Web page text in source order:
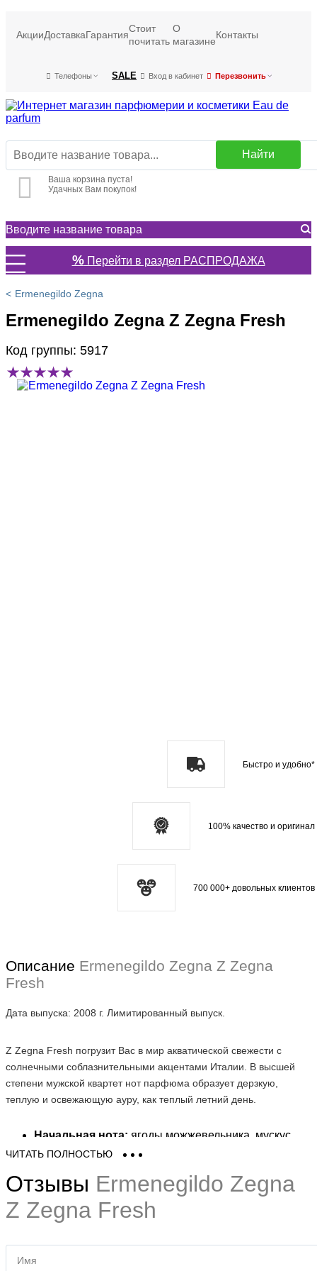
АкцииДоставкаГарантия
Стоит
почитать
О
магазине
Контакты
Телефоны SALE Вход в кабинет Перезвонить
Найти
Ваша корзина пуста!
Удачных Вам покупок!
%Перейти в раздел РАСПРОДАЖА
Ermenegildo Zegna
Ermenegildo Zegna Z Zegna Fresh
Код группы: 5917
Быстро и удобно*
100% качество и оригинал
700 000+ довольных клиентов
Описание Ermenegildo Zegna Z Zegna
Fresh
Дата выпуска: 2008 г. Лимитированный выпуск.
Z Zegna Fresh погрузит Вас в мир акватической свежести с
солнечными соблазнительными акцентами Италии. В высшей
степени мужской квартет нот парфюма образует дерзкую,
теплую и освежающую ауру, как теплый летний день.
Начальная нота: ягоды можжевельника, мускус.
Нота сердца:грейпфрут.
Конечная нота:
древесина, кардамон.
Мужской парфюм Z Zegna Fresh является продолжением линии
Ermenegildo Zegna Z Zegna
Зэт Зегна Фреш) Вы можете в нашем интернет магазине в Киеве,
ЧИТАТЬ ПОЛНОСТЬЮ
Отзывы Ermenegildo Zegna
Z Zegna Fresh
Имя